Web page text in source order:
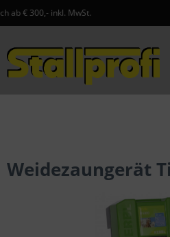
Weidezaungerät